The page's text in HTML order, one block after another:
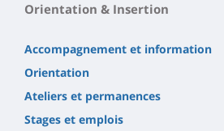
Orientation & Insertion
Accompagnement et information
Orientation
Ateliers et permanences
Stages et emplois